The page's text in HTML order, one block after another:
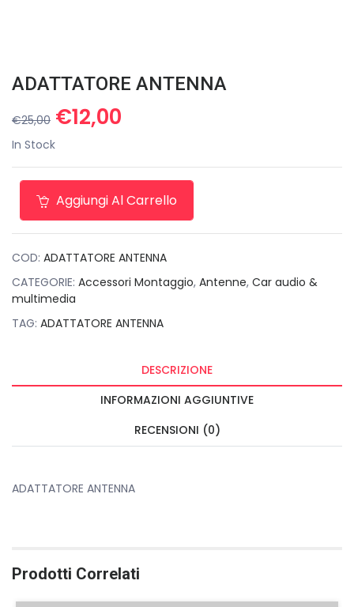
ADATTATORE ANTENNA
€25,00 Il
prezzo
originale
era:
€25,00.
€12,00
è:
€12,00.
In Stock
Aggiungi Al Carrello
COD: ADATTATORE ANTENNA
CATEGORIE: Accessori Montaggio, Antenne, Car audio &
multimedia
TAG: ADATTATORE ANTENNA
DESCRIZIONE
INFORMAZIONI AGGIUNTIVE
RECENSIONI (0)
ADATTATORE ANTENNA
Prodotti Correlati